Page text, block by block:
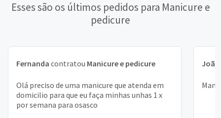
Esses são os últimos pedidos para Manicure e
pedicure
Fernanda contratou Manicure e pedicure
Olá preciso de uma manicure que atenda em
domicilio para que eu faça minhas unhas 1 x
por semana para osasco